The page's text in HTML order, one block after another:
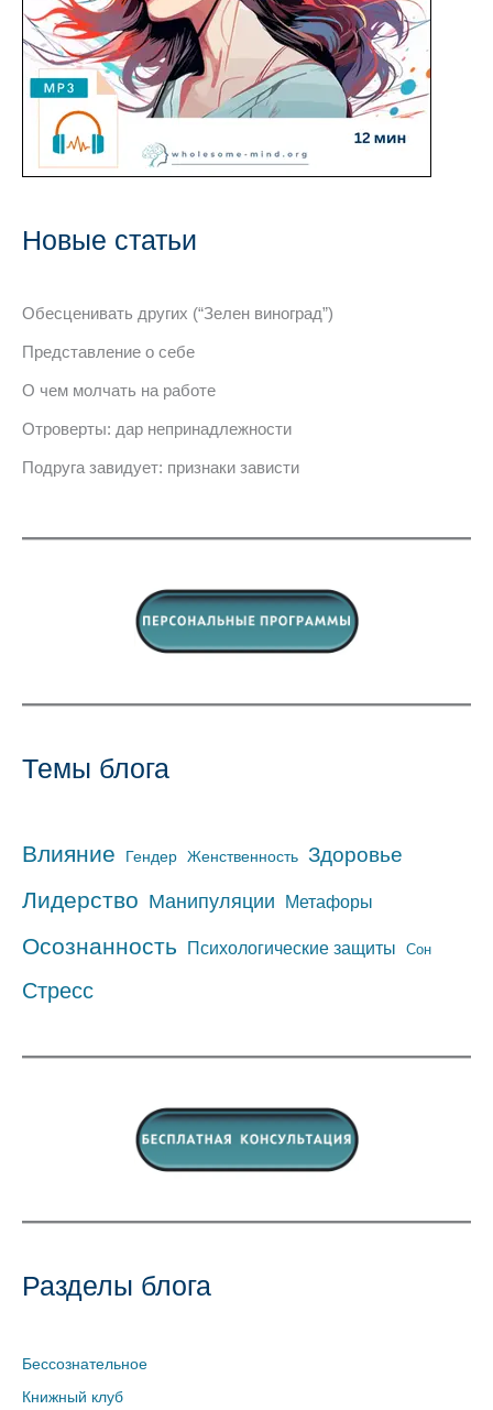
Новые статьи
Обесценивать других (“Зелен виноград”)
Представление о себе
О чем молчать на работе
Отроверты: дар непринадлежности
Подруга завидует: признаки зависти
Темы блога
Влияние Гендер Женственность Здоровье
Лидерство Манипуляции Метафоры
Осознанность Психологические защиты Сон
Стресс
Разделы блога
Бессознательное
Книжный клуб